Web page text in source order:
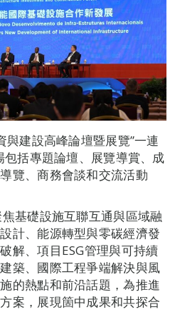
建設高峰論壇暨展覽”一連
括專題論壇、展覽導賞、成
覽、商務會談和交流活動
基礎設施互聯互通與區域融
計、能源轉型與零碳經濟發
解、項目ESG管理與可持續
築、國際工程爭端解決與風
的熱點和前沿話題，為推進
案，展現箇中成果和共探合